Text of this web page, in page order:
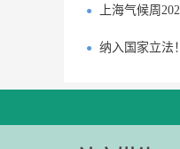
上海气候周
纳入国家立法